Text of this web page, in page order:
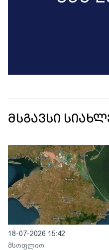
მსგავსი
18-07-2026 15:42
მსოფლიო